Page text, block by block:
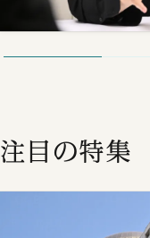
注目の特集